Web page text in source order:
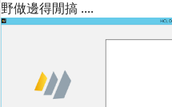
野做邊得閒搞 ....